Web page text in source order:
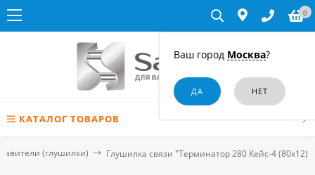
Ваш город Москва?
0
КАТАЛОГ ТОВАРОВ
(глушилки) Глушилка связи "Терминатор 280 Кейс-4 (80х12)"